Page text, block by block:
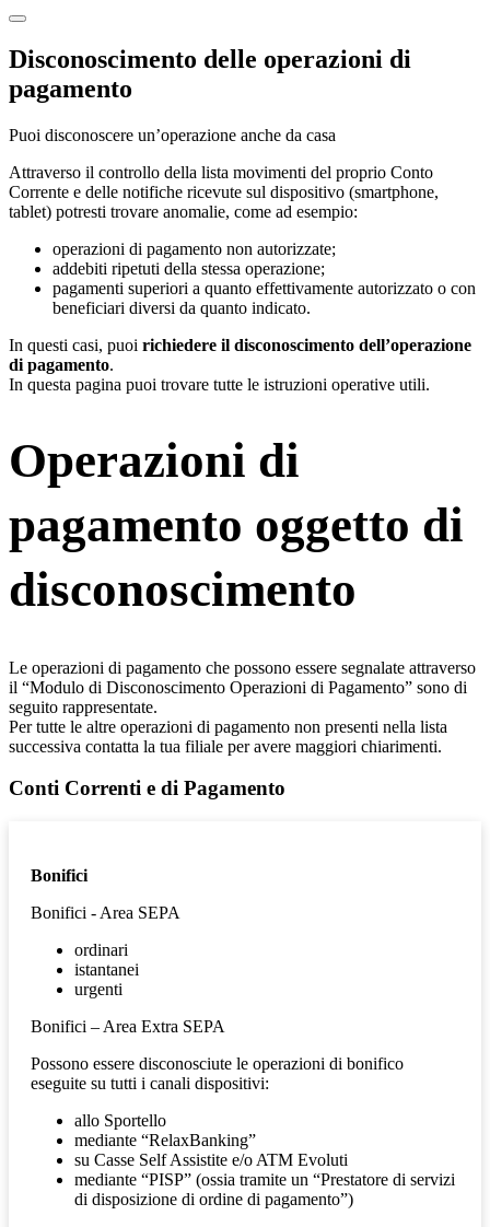
Disconoscimento delle operazioni di
pagamento
Puoi disconoscere un’operazione anche da casa
Attraverso il controllo della lista movimenti del proprio Conto
Corrente e delle notifiche ricevute sul dispositivo (smartphone,
tablet) potresti trovare anomalie, come ad esempio:
operazioni di pagamento non autorizzate;
addebiti ripetuti della stessa operazione;
pagamenti superiori a quanto effettivamente autorizzato o con
beneficiari diversi da quanto indicato.
In questi casi, puoi richiedere il disconoscimento dell’operazione
di pagamento.
In questa pagina puoi trovare tutte le istruzioni operative utili.
Operazioni di
pagamento oggetto di
disconoscimento
Le operazioni di pagamento che possono essere segnalate attraverso
il “Modulo di Disconoscimento Operazioni di Pagamento” sono di
seguito rappresentate.
Per tutte le altre operazioni di pagamento non presenti nella lista
successiva contatta la tua filiale per avere maggiori chiarimenti.
Conti Correnti e di Pagamento
Bonifici
Bonifici - Area SEPA
ordinari
istantanei
urgenti
Bonifici – Area Extra SEPA
Possono essere disconosciute le operazioni di bonifico
eseguite su tutti i canali dispositivi:
allo Sportello
mediante “RelaxBanking”
su Casse Self Assistite e/o ATM Evoluti
mediante “PISP” (ossia tramite un “Prestatore di servizi
di disposizione di ordine di pagamento”)